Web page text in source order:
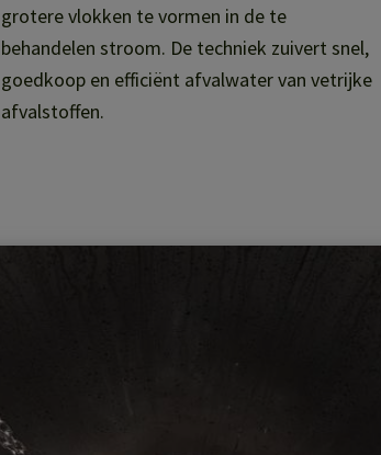
grotere vlokken te vormen in de te
behandelen stroom. De techniek zuivert snel,
goedkoop en efficiënt afvalwater van vetrijke
afvalstoffen.